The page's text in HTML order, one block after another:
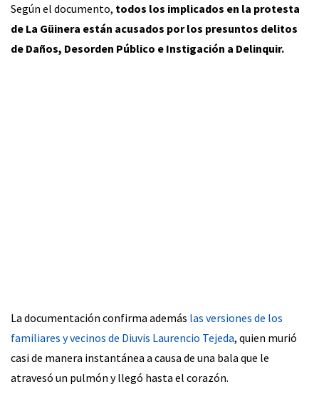
Según el documento, todos los implicados en la protesta
de La Güinera están acusados por los presuntos delitos
de Daños, Desorden Público e Instigación a Delinquir.
La documentación confirma además las versiones de los
familiares y vecinos de Diuvis Laurencio Tejeda, quien murió
casi de manera instantánea a causa de una bala que le
atravesó un pulmón y llegó hasta el corazón.